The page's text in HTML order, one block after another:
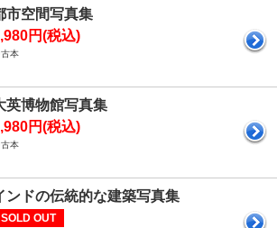
市空間写真集
円(税込)
本
英博物館写真集
円(税込)
本
ンドの伝統的な建築写真集
SOLD OUT